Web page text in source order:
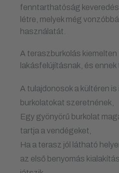
fenntarthatóság
létre, melyek még
használatát.
A teraszburkolás
lakásfelújításnak, és ennek
A tulajdonosok a kültéren
burkolatokat szeretnének,
Egy gyönyörű burkolat
tartja a vendégeket,
Ha a terasz jól látható
az első benyomás